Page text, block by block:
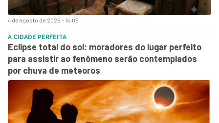
4 de agosto de 2026 - 14:06
A CIDADE PERFEITA
Eclipse total do sol: moradores do lugar perfeito
para assistir ao fenômeno serão contemplados
por chuva de meteoros